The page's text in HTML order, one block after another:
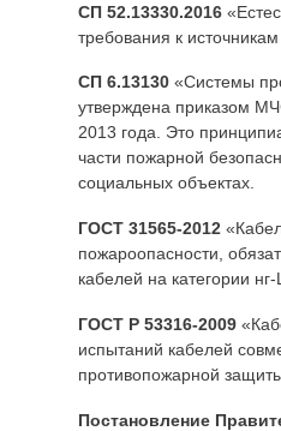
СП 52.13330.2016
требования к
СП 6.13130 «Системы
утверждена приказом
2013 года. Это
части пожарной
социальных объектах.
ГОСТ 31565-2012
пожароопасности,
кабелей на категории
ГОСТ Р 53316-2009
испытаний кабелей
противопожарной
Постановление